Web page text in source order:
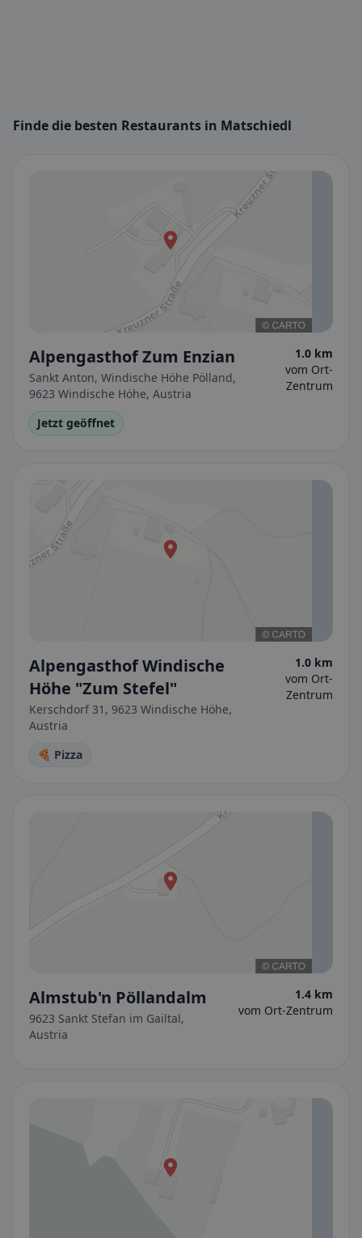
Finde die besten Restaurants in Matschiedl
Alpengasthof Zum Enzian
Sankt Anton, Windische Höhe Pölland,
9623 Windische Höhe, Austria
1.0 km
vom Ort-
Zentrum
Jetzt geöffnet
Alpengasthof Windische
Höhe "Zum Stefel"
Kerschdorf 31, 9623 Windische Höhe,
Austria
1.0 km
vom Ort-
Zentrum
🍕 Pizza
Almstub'n Pöllandalm
9623 Sankt Stefan im Gailtal,
Austria
1.4 km
vom Ort-Zentrum